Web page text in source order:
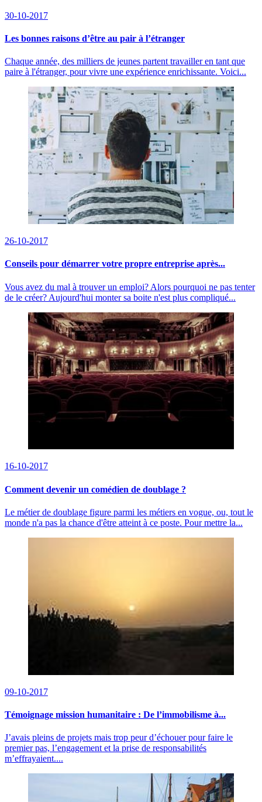
30-10-2017
Les bonnes raisons d’être au pair à l’étranger
Chaque année, des milliers de jeunes partent travailler en tant que
paire à l'étranger, pour vivre une expérience enrichissante. Voici...
26-10-2017
Conseils pour démarrer votre propre entreprise après...
Vous avez du mal à trouver un emploi? Alors pourquoi ne pas tenter
de le créer? Aujourd'hui monter sa boite n'est plus compliqué...
16-10-2017
Comment devenir un comédien de doublage ?
Le métier de doublage figure parmi les métiers en vogue, ou, tout le
monde n'a pas la chance d'être atteint à ce poste. Pour mettre la...
09-10-2017
Témoignage mission humanitaire : De l’immobilisme à...
J’avais pleins de projets mais trop peur d’échouer pour faire le
premier pas, l’engagement et la prise de responsabilités
m’effrayaient....